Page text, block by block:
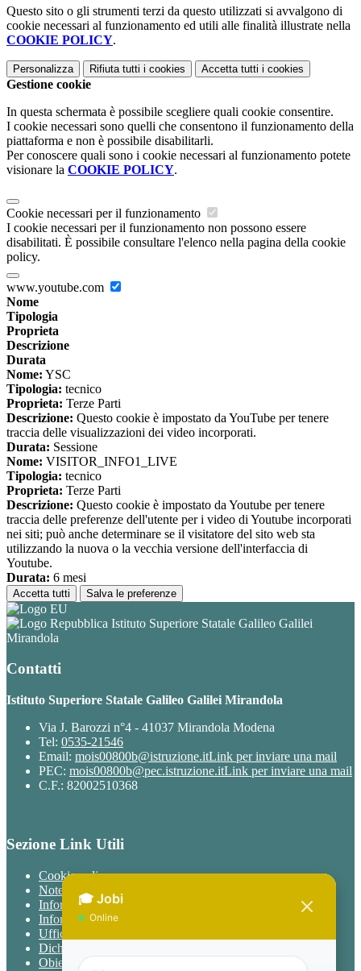
Questo sito o gli strumenti terzi da questo utilizzati si avvalgono di
cookie necessari al funzionamento ed utili alle finalità illustrate nella
COOKIE POLICY.
Personalizza Rifiuta tutti i cookies Accetta tutti i cookies
Gestione cookie
In questa schermata è possibile scegliere quali cookie consentire.
I cookie necessari sono quelli che consentono il funzionamento della
piattaforma e non è possibile disabilitarli.
Per conoscere quali sono i cookie necessari al funzionamento potete
visionare la COOKIE POLICY.
Cookie necessari per il funzionamento
I cookie necessari per il funzionamento non possono essere
disabilitati. È possibile consultare l'elenco nella pagina della cookie
policy.
www.youtube.com
Nome
Tipologia
Proprieta
Descrizione
Durata
Nome: YSC
Tipologia: tecnico
Proprieta: Terze Parti
Descrizione: Questo cookie è impostato da YouTube per tenere
traccia delle visualizzazioni dei video incorporati.
Durata: Sessione
Nome: VISITOR_INFO1_LIVE
Tipologia: tecnico
Proprieta: Terze Parti
Descrizione: Questo cookie è impostato da Youtube per tenere
traccia delle preferenze dell'utente per i video di Youtube incorporati
nei siti; può anche determinare se il visitatore del sito web sta
utilizzando la nuova o la vecchia versione dell'interfaccia di
Youtube.
Durata: 6 mesi
Accetta tutti Salva le preferenze
Istituto Superiore Statale Galileo Galilei
Mirandola
Contatti
Istituto Superiore Statale Galileo Galilei Mirandola
Via J. Barozzi n°4 - 41037 Mirandola Modena
Tel: 0535-21546
Email: mois00800b@istruzione.itLink per inviare una mail
PEC: mois00800b@pec.istruzione.itLink per inviare una mail
C.F.: 82002510368
Sezione Link Utili
Cookie policy
Note legali
Informativa Privacy
Informativa Privacy chatbot Jobi
Ufficio Relazioni con il Pubblico
Dichiarazione di accessibilità
Obiettivi di accessibilità